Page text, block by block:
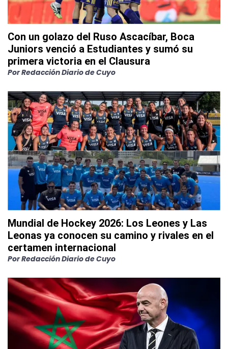
Con un golazo del Ruso Ascacíbar, Boca
Juniors venció a Estudiantes y sumó su
primera victoria en el Clausura
PorRedacción Diario de Cuyo
Mundial de Hockey 2026: Los Leones y Las
Leonas ya conocen su camino y rivales en el
certamen internacional
PorRedacción Diario de Cuyo